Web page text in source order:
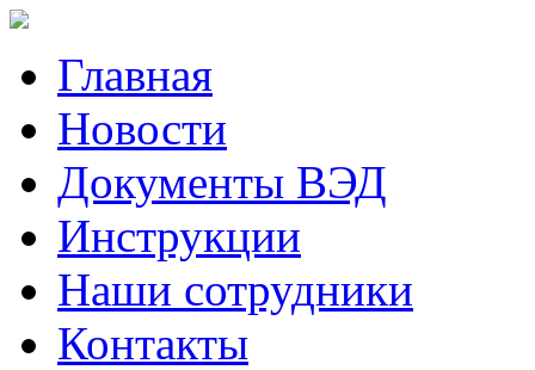
Главная
Новости
Документы ВЭД
Инструкции
Наши сотрудники
Контакты